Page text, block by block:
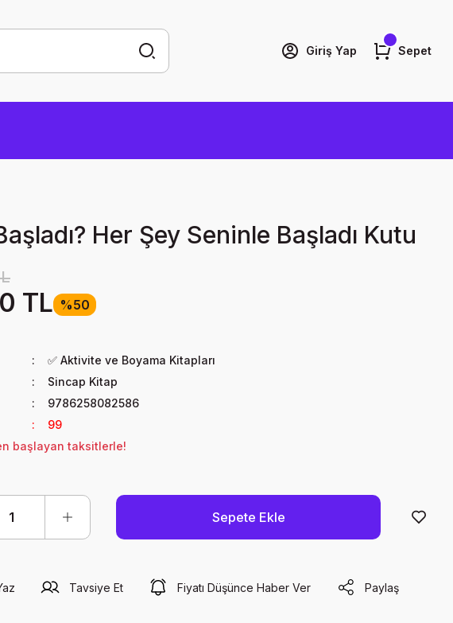
Giriş Yap Sepet
Her Şey Seninle Başladı Kutu
TL %50
✅ Aktivite ve Boyama Kitapları
Sincap Kitap
9786258082586
99
başlayan taksitlerle!
Sepete Ekle
Tavsiye Et Fiyatı Düşünce Haber Ver Paylaş